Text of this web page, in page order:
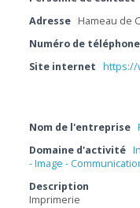
Adresse Hameau de
Numéro de téléphone
Site internet https://
Nom de l'entreprise
Domaine d'activité
- Image -
Description
Imprimerie